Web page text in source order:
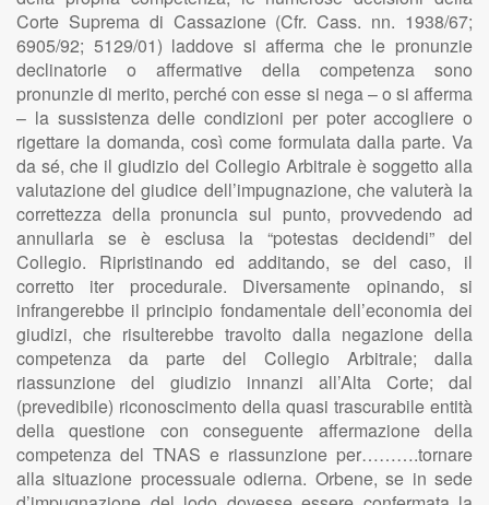
Corte Suprema di Cassazione (Cfr. Cass. nn. 1938/67;
6905/92; 5129/01) laddove si afferma che le pronunzie
declinatorie o affermative della competenza sono
pronunzie di merito, perché con esse si nega – o si afferma
– la sussistenza delle condizioni per poter accogliere o
rigettare la domanda, così come formulata dalla parte. Va
da sé, che il giudizio del Collegio Arbitrale è soggetto alla
valutazione del giudice dell’impugnazione, che valuterà la
correttezza della pronuncia sul punto, provvedendo ad
annullarla se è esclusa la “potestas decidendi” del
Collegio. Ripristinando ed additando, se del caso, il
corretto iter procedurale. Diversamente opinando, si
infrangerebbe il principio fondamentale dell’economia dei
giudizi, che risulterebbe travolto dalla negazione della
competenza da parte del Collegio Arbitrale; dalla
riassunzione del giudizio innanzi all’Alta Corte; dal
(prevedibile) riconoscimento della quasi trascurabile entità
della questione con conseguente affermazione della
competenza del TNAS e riassunzione per……….tornare
alla situazione processuale odierna. Orbene, se in sede